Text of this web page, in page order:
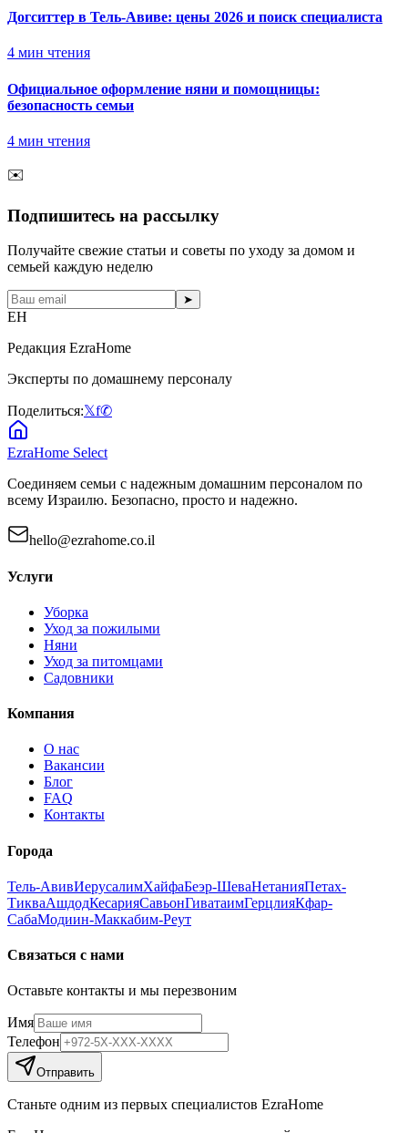
Догситтер в Тель-Авиве: цены 2026 и поиск специалиста
4 мин чтения
Официальное оформление няни и помощницы:
безопасность семьи
4 мин чтения
✉️
Подпишитесь на рассылку
Получайте свежие статьи и советы по уходу за домом и
семьей каждую неделю
➤
EH
Редакция EzraHome
Эксперты по домашнему персоналу
Поделиться:𝕏f✆
EzraHome Select
Соединяем семьи с надежным домашним персоналом по
всему Израилю. Безопасно, просто и надежно.
hello@ezrahome.co.il
Услуги
Уборка
Уход за пожилыми
Няни
Уход за питомцами
Садовники
Компания
О нас
Вакансии
Блог
FAQ
Контакты
Города
Тель-АвивИерусалимХайфаБеэр-ШеваНетанияПетах-
ТикваАшдодКесарияСавьонГиватаимГерцлияКфар-
СабаМодиин-Маккабим-Реут
Связаться с нами
Оставьте контакты и мы перезвоним
Имя
Телефон
Отправить
Станьте одним из первых специалистов EzraHome